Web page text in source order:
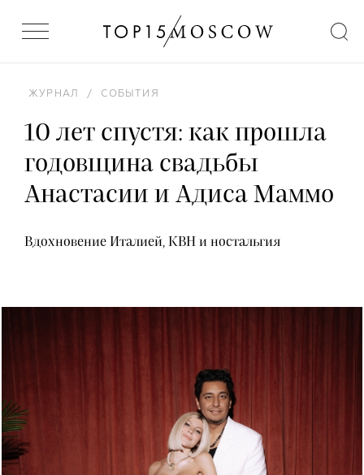
ЖУРНАЛ / СОБЫТИЯ
10 лет спустя: как прошла
годовщина свадьбы
Анастасии и Адиса Маммо
Вдохновение Италией, КВН и ностальгия